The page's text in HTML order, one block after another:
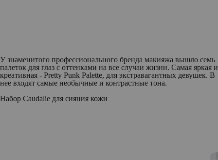
У знаменитого профессионального бренда макияжа вышло семь
палеток для глаз с оттенками на все случаи жизни. Cамая яркая и
креативная - Pretty Punk Palette, для экстравагантных девушек. В
нее входят самые необычные и контрастные тона.
Набор Caudalie для сияния кожи